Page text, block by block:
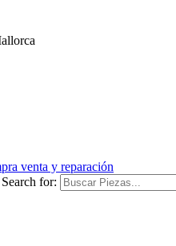
de ocasión,
Pantallas, Teclas,
Search for: